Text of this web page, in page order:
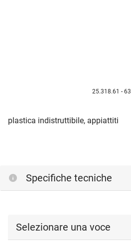
25.318.61 - 63
plastica indistruttibile, appiattiti
Specifiche tecniche
Selezionare una voce